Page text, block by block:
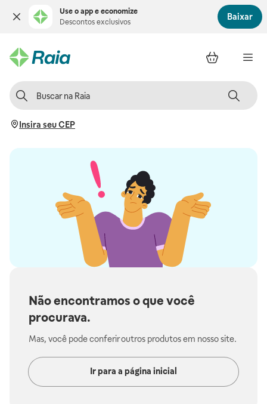
Use o app e economize
Descontos exclusivos
Baixar
Insira seu CEP
Não encontramos o que você
procurava.
Mas, você pode conferir outros produtos em nosso site.
Ir para a página inicial